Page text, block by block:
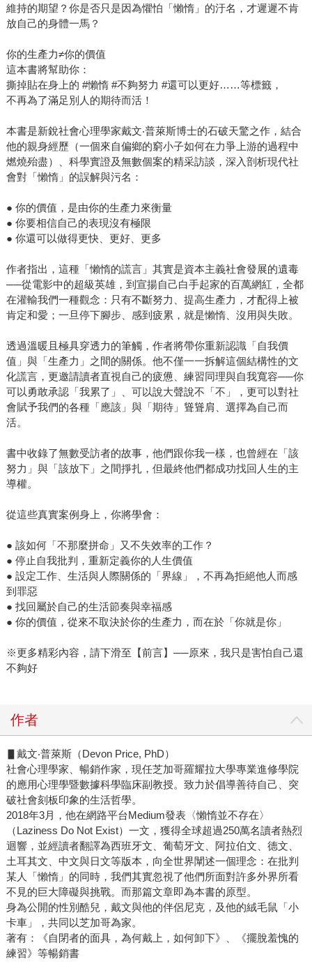
維持的期望？你是否只是因為懼怕「懶惰」的汙名，才遲遲不肯
放自己的身體一馬？
你的生產力≠你的價值
這本書將幫助你：
撕掉貼在身上的 #懶惰 #不夠努力 #還可以更好……等標籤，
不再為了滿足別人的期待而活！
本書是新銳社會心理學家戴文‧普萊斯博士的石破天驚之作，結合
他的親身經歷（一個來自偏鄉的窮小子如何在力爭上游的過程中
燃燒殆盡）、科學實證及無數個案的精采訪談，深入剖析現代社
會對「懶惰」的誤解與污名：
● 你的價值，是由你的生產力來衡量
● 你要相信自己的表現沒有極限
● 你還可以做得更快、更好、更多
作者指出，這種「懶惰的謊言」其實是資本主義社會發展的遺毒
──從電影中的超級英雄，到宣揚自己白手起家的百萬網紅，全都
在灌輸我們一種觀念：只有不斷努力、提高生產力，才配得上被
肯定和愛；一旦停下腳步、感到疲累，就是懶惰、沒用與失敗。
透過溫暖且極具穿透力的筆觸，作者將帶你重新認識「自我價
值」與「生產力」之間的關係。他不僅一一拆解這個結構性的文
化謊言，更邀請讀者直視自己的疲憊、練習同理與自我寬容──你
可以勇敢承認「我累了」、可以說大聲說不「不」，更可以對社
會賦予我們的各種「應該」與「期待」聳聳肩、選擇為自己而
活。
書中收錄了無數受訪者的故事，他們跟你我一樣，也曾經在「該
努力」與「該放下」之間掙扎，但最終他們都成功找回人生的主
導權。
從這些真實案例身上，你將學會：
● 該如何「不那麼拼命」又不失效率的工作？
● 停止自我批判，重新定義你的人生價值
● 設定工作、生活與人際關係的「界線」，不再為拒絕他人而感
到罪惡
● 找回屬於自己的生活節奏與幸福感
● 你的價值，從來不取決於你的生產力，而在於「你就是你」
※更多精彩內容，請下滑至【前言】──原來，我只是害怕自己還
不夠好
作者
▋戴文‧普萊斯（Devon Price, PhD）
社會心理學家、暢銷作家，現任芝加哥羅耀拉大學專業進修學院
的應用心理學暨數據科學臨床副教授。致力於倡導善待自己、突
破社會刻板印象的生活哲學。
2018年3月，他在網路平台Medium發表〈懶惰並不存在〉
（Laziness Do Not Exist）一文，獲得全球超過250萬名讀者熱烈
迴響，並經讀者翻譯為西班牙文、葡萄牙文、阿拉伯文、德文、
土耳其文、中文與日文等版本，向全世界闡述一個理念：在批判
某人「懶惰」的同時，我們其實忽視了他們所面對許多外界所看
不見的巨大障礙與挑戰。而那篇文章即為本書的原型。
身為公開的性別酷兒，戴文與他的伴侶尼克，及他的絨毛鼠「小
卡車」，共同以芝加哥為家。
著有：《自閉者的面具，為何戴上，如何卸下》、《擺脫羞愧的
練習》等暢銷書